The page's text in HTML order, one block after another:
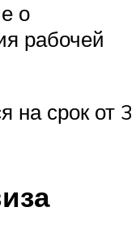
о
рабочей
на срок от 3